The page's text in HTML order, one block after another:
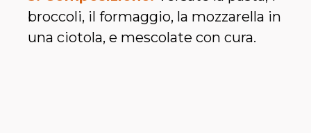
broccoli, il formaggio, la mozzarella in
una ciotola, e mescolate con cura.